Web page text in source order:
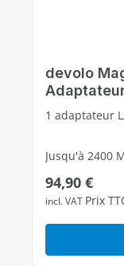
devolo
1 adaptateur
Jusqu'à 2400
3 ports
Prix régulier :
94,90 €
incl. VAT Prix